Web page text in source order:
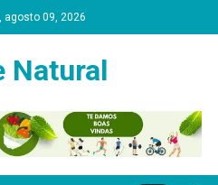
agosto 09, 2026
Natural